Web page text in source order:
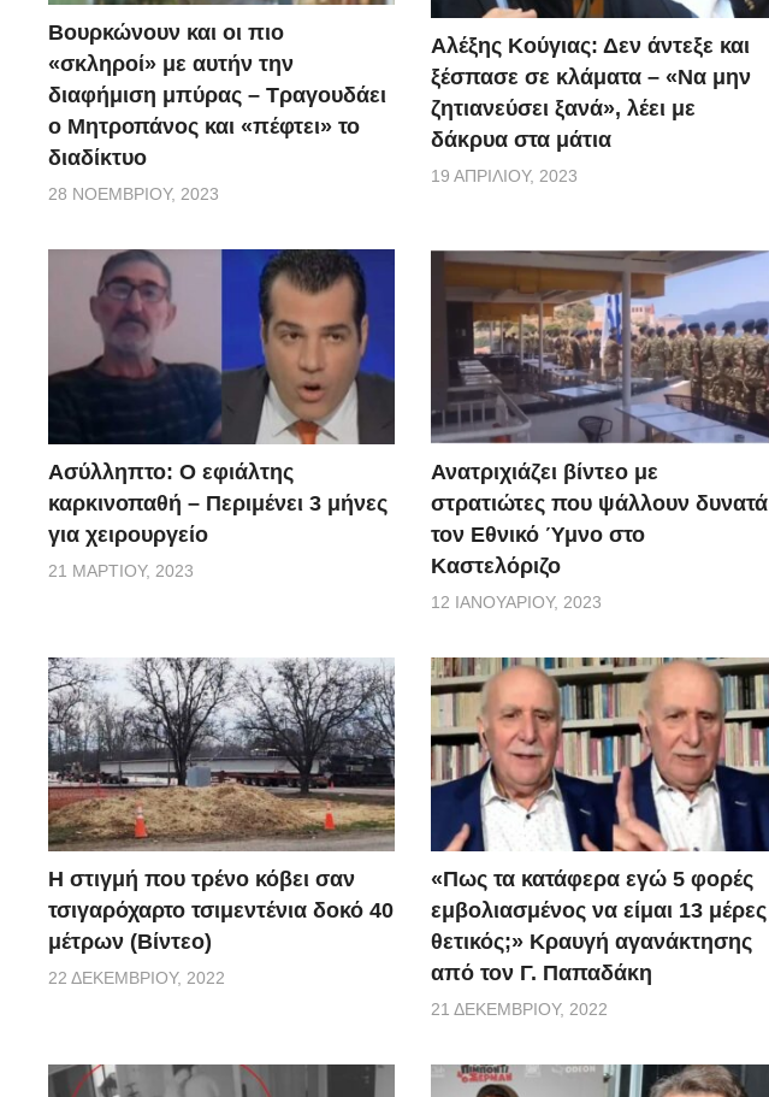
Βουρκώνουν και οι πιο
«σκληροί» με αυτήν την
διαφήμιση μπύρας – Τραγουδάει
ο Μητροπάνος και «πέφτει» το
διαδίκτυο
28 ΝΟΕΜΒΡΊΟΥ, 2023
Αλέξης Κούγιας: Δεν άντεξε και
ξέσπασε σε κλάματα – «Να μην
ζητιανεύσει ξανά», λέει με
δάκρυα στα μάτια
19 ΑΠΡΙΛΊΟΥ, 2023
Ασύλληπτο: Ο εφιάλτης
καρκινοπαθή – Περιμένει 3 μήνες
για χειρουργείο
21 ΜΑΡΤΊΟΥ, 2023
Ανατριχιάζει βίντεο με
στρατιώτες που ψάλλουν δυνατά
τον Εθνικό Ύμνο στο
Καστελόριζο
12 ΙΑΝΟΥΑΡΊΟΥ, 2023
H στιγμή που τρένο κόβει σαν
τσιγαρόχαρτο τσιμεντένια δοκό 40
μέτρων (Βίντεο)
22 ΔΕΚΕΜΒΡΊΟΥ, 2022
«Πως τα κατάφερα εγώ 5 φορές
εμβoλιασμένος να είμαι 13 μέρες
θετικός;» Κραυγή αγανάκτησης
από τον Γ. Παπαδάκη
21 ΔΕΚΕΜΒΡΊΟΥ, 2022